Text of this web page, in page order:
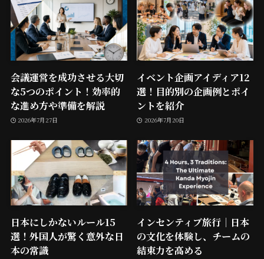
会議運営を成功させる大切
な5つのポイント！効率的
な進め方や準備を解説
2026年7月27日
イベント企画アイディア12
選！目的別の企画例とポイ
ントを紹介
2026年7月20日
日本にしかないルール15
選！外国人が驚く意外な日
本の常識
インセンティブ旅行｜日本
の文化を体験し、チームの
結束力を高める